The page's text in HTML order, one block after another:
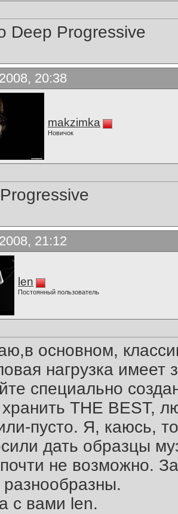
Deep Progressive
20:38
makzimka
Новичок
21:12
len
Постоянный пользователь
основном,
нагрузка имеет
специально
хранить THE BEST,
пусто. Я, каюсь,
дать образцы
не возможно.
разнообразны.
с вами len.